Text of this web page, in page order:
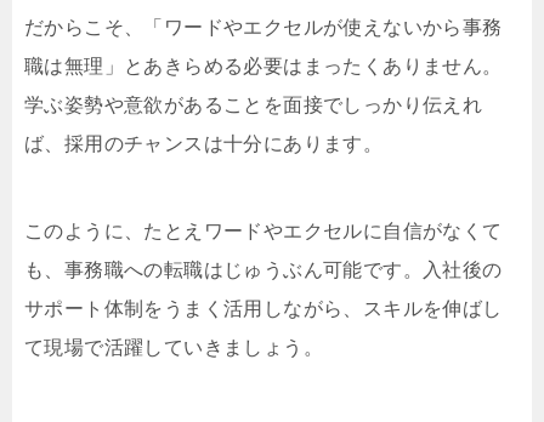
だからこそ、「ワードやエクセルが使えないから事務
職は無理」とあきらめる必要はまったくありません。
学ぶ姿勢や意欲があることを面接でしっかり伝えれ
ば、採用のチャンスは十分にあります。
このように、たとえワードやエクセルに自信がなくて
も、事務職への転職はじゅうぶん可能です。入社後の
サポート体制をうまく活用しながら、スキルを伸ばし
て現場で活躍していきましょう。